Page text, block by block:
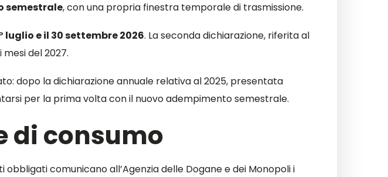
semestrale, con una propria finestra temporale di trasmissione.
luglio e il 30 settembre 2026. La seconda dichiarazione, riferita al
del 2027.
dopo la dichiarazione annuale relativa al 2025, presentata
per la prima volta con il nuovo adempimento semestrale.
di consumo
comunicano all’Agenzia delle Dogane e dei Monopoli i